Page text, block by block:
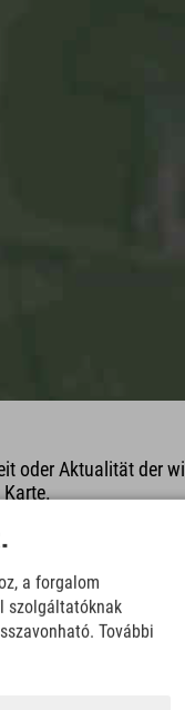
oder Aktualität der
Download
a forgalom
szolgáltatóknak
További